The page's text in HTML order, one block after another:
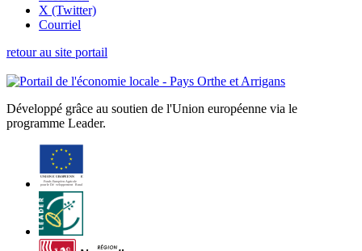
X (Twitter)
Courriel
retour au site portail
Développé grâce au soutien de l'Union européenne via le
programme Leader.